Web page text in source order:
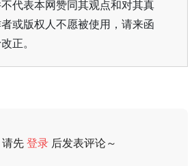
代表本网赞同其观点和对其真
或版权人不愿被使用，请来函
正。
请先登录 后发表评论～